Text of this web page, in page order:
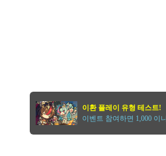
이환 플레이 유형 테스트!
이벤트 참여하면 1,000 이니